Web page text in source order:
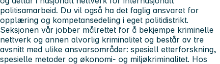
politisamarbeid. Du vil også ha det faglig ansvaret for
opplæring og kompetansedeling i eget politidistrikt.
Seksjonen vår jobber målrettet for å bekjempe kriminelle
nettverk og annen alvorlig kriminalitet og består av tre
avsnitt med ulike ansvarsområder: spesiell etterforskning,
spesielle metoder og økonomi- og miljøkriminalitet. Hos